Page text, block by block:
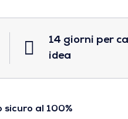
14 giorni per
idea
sicuro al 100%